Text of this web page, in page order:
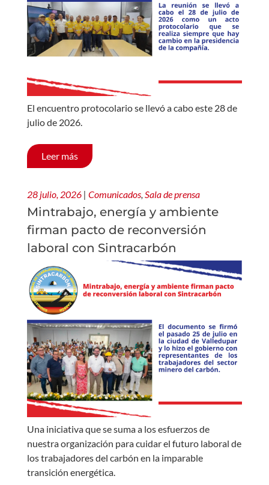
El encuentro protocolario se llevó a cabo este 28 de
julio de 2026.
Leer más
28 julio, 2026 | Comunicados Sala de prensa
Mintrabajo, energía y ambiente
firman pacto de reconversión
laboral con Sintracarbón
Una iniciativa que se suma a los esfuerzos de
nuestra organización para cuidar el futuro laboral de
los trabajadores del carbón en la imparable
transición energética.